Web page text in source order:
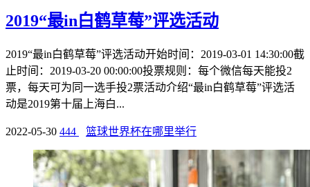
2019“最in白鹤草莓”评选活动
2019“最in白鹤草莓”评选活动开始时间：2019-03-01 14:30:00截
止时间：2019-03-20 00:00:00投票规则：每个微信每天能投2
票，每天可为同一选手投2票活动介绍“最in白鹤草莓”评选活
动是2019第十届上海白...
2022-05-30 444 篮球世界杯在哪里举行